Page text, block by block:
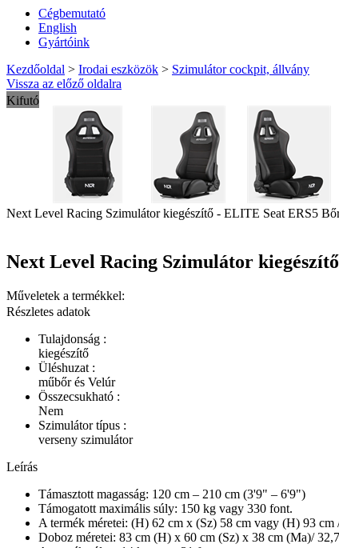
Cégbemutató
English
Gyártóink
Kezdőoldal > Irodai eszközök > Szimulátor cockpit, állvány
Vissza az előző oldalra
Kifutó
Next Level Racing Szimulátor kiegészítő - ELITE Seat ERS5
Next Level Racing Szimulátor
Műveletek a termékkel:
Részletes adatok
Tulajdonság :
kiegészítő
Üléshuzat :
műbőr és Velúr
Összecsukható :
Nem
Szimulátor típus :
verseny szimulátor
Leírás
Támasztott magasság: 120 cm – 210 cm (3'9" – 6'9")
Támogatott maximális súly: 150 kg vagy 330 font.
A termék méretei: (H) 62 cm x (Sz) 58 cm vagy (H) 93
Doboz méretei: 83 cm (H) x 60 cm (Sz) x 38 cm (Ma)/